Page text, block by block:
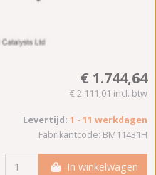
€ 1.744,64
€ 2.111,01 incl. btw
Levertijd: 1 - 11 werkdagen
Fabrikantcode: BM11431H
In winkelwagen